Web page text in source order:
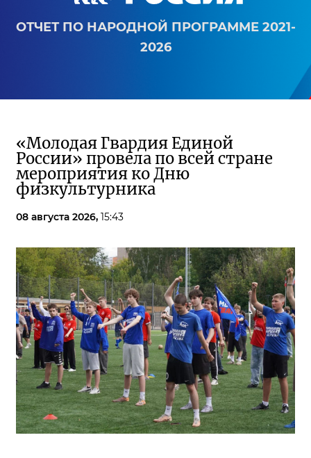
ОТЧЕТ ПО НАРОДНОЙ ПРОГРАММЕ 2021-
2026
«Молодая Гвардия Единой
России» провела по всей стране
мероприятия ко Дню
физкультурника
08 августа 2026, 15:43